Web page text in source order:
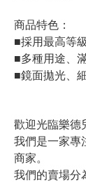
商品特色：
■採用最高等
■多種用途、
■鏡面拋光、
歡迎光臨樂德
我們是一家專
商家。
我們的賣場分